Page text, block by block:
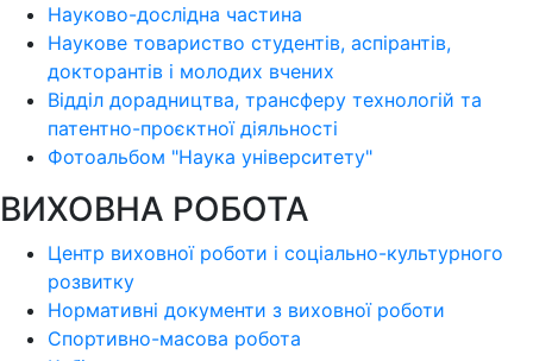
Науково-дослідна частина
Наукове товариство студентів, аспірантів,
докторантів і молодих вчених
Відділ дорадництва, трансферу технологій та
патентно-проєктної діяльності
Фотоальбом "Наука університету"
ВИХОВНА РОБОТА
Центр виховної роботи і соціально-культурного
розвитку
Нормативні документи з виховної роботи
Спортивно-масова робота